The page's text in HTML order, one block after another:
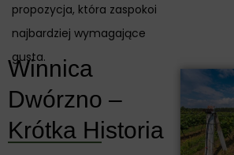
propozycja, która zaspokoi
najbardziej wymagające
gusta.
Winnica
Dwórzno –
Krótka Historia